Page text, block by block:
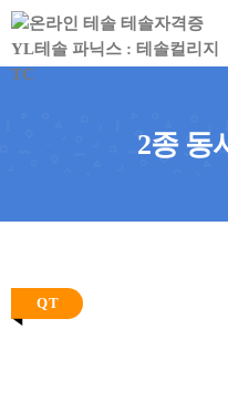
2종 동
Q T